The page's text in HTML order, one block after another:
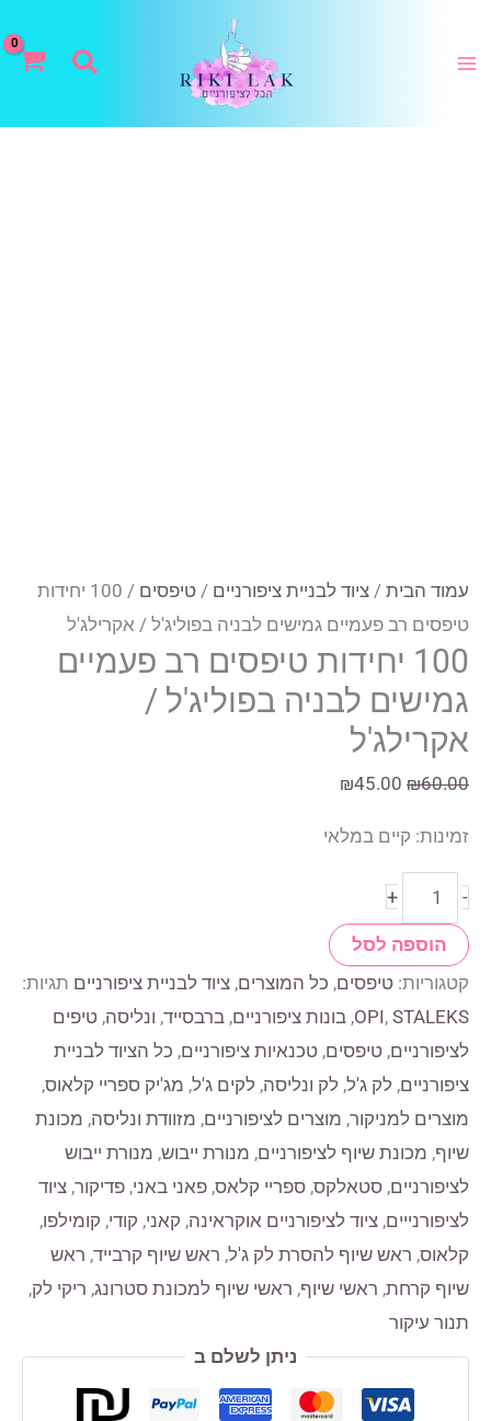
חיפוש
עמוד הבית / ציוד לבניית ציפורניים / טיפסים
/ 100 יחידות
טיפסים רב פעמיים גמישים לבניה בפוליג'ל / אקרילג'ל
100 יחידות טיפסים רב פעמיים
גמישים לבניה בפוליג'ל /
אקרילג'ל
₪60.00
המחיר
היה:
₪60.00.
₪45.00
הוא:
זמינות: קיים במלאי
-
כמות
של
100
יחידות
טיפסים
רב
פעמיים
גמישים
לבניה
בפוליג'ל
/
אקרילג'ל
+
הוספה לסל
קטגוריות: טיפסים, כל המוצרים, ציוד לבניית ציפורניים תגיות:
OPI, STALEKS
, בונות ציפורניים, ברבסייד, ונליסה, טיפים
לציפורניים, טיפסים, טכנאיות ציפורניים, כל הציוד לבניית
ציפורניים, לק ג'ל, לק ונליסה, לקים ג'ל, מג'יק ספריי קלאוס,
מוצרים למניקור, מוצרים לציפורניים, מזוודת ונליסה, מכונת
שיוף, מכונת שיוף לציפורניים, מנורת ייבוש, מנורת ייבוש
לציפורניים, סטאלקס, ספריי קלאס, פאני באני, פדיקור, ציוד
לציפורנייים, ציוד לציפורניים אוקראינה, קאני, קודי, קומילפו,
קלאוס, ראש שיוף להסרת לק ג'ל, ראש שיוף קרבייד, ראש
שיוף קרחת, ראשי שיוף, ראשי שיוף למכונת סטרונג, ריקי לק,
תנור עיקור
ניתן לשלם ב